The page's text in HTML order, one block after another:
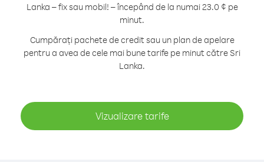
Lanka – fix sau mobil! – începând de la numai 23.0 ¢ pe
minut.
Cumpărați pachete de credit sau un plan de apelare
pentru a avea de cele mai bune tarife pe minut către Sri
Lanka.
Vizualizare tarife